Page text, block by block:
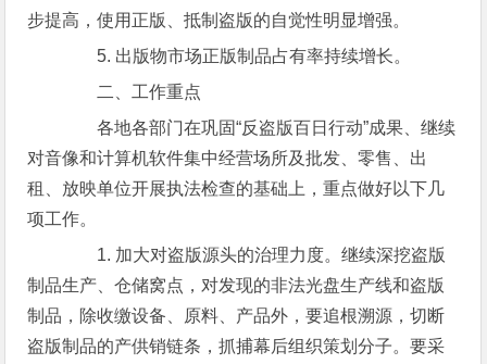
步提高，使用正版、抵制盗版的自觉性明显增强。
5. 出版物市场正版制品占有率持续增长。
二、工作重点
各地各部门在巩固“反盗版百日行动”成果、继续
对音像和计算机软件集中经营场所及批发、零售、出
租、放映单位开展执法检查的基础上，重点做好以下几
项工作。
1. 加大对盗版源头的治理力度。继续深挖盗版
制品生产、仓储窝点，对发现的非法光盘生产线和盗版
制品，除收缴设备、原料、产品外，要追根溯源，切断
盗版制品的产供销链条，抓捕幕后组织策划分子。要采